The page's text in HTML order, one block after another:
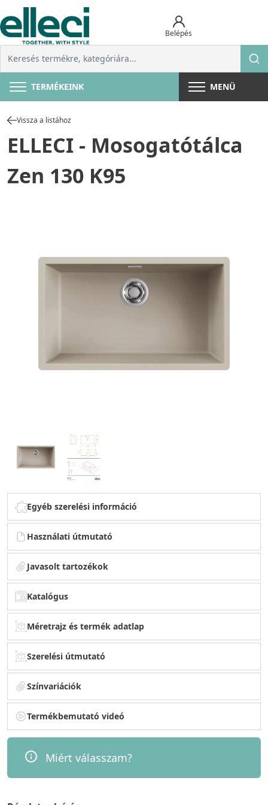
Belépés
TERMÉKEINK MENÜ
Vissza a listához
ELLECI - Mosogatótálca
Zen 130 K95
Egyéb szerelési információ
Használati útmutató
Javasolt tartozékok
Katalógus
Méretrajz és termék adatlap
Szerelési útmutató
Színvariációk
Termékbemutató videó
Miért válasszam?